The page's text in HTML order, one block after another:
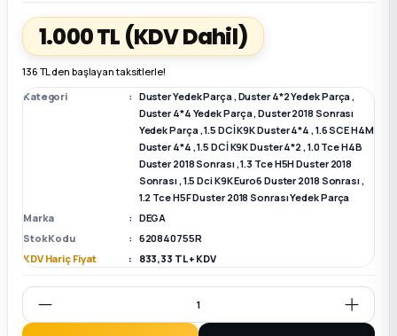
Megane E-TECH Yedek Parça
Parça 1.000 TL (KDV Dahil)
136 TL den başlayan taksitlerle!
Kategori
Duster Yedek Parça,Duster 4*2 Yedek Parça,
Duster 4*4 Yedek Parça,Duster 2018 Sonrası
Yedek Parça,1.5 DCİ K9K Duster 4*4 ,1.6 SCE H4M
Duster 4*4 ,1.5 DCİ K9K Duster 4*2,1.0 Tce H4B
Duster 2018 Sonrası,1.3 Tce H5H Duster 2018
Sonrası,1.5 Dci K9K Euro6 Duster 2018 Sonrası,
1.2 Tce H5F Duster 2018 Sonrası Yedek Parça
Marka
DEGA
Stok Kodu
620840755R
KDV Hariç Fiyat
833,33 TL + KDV